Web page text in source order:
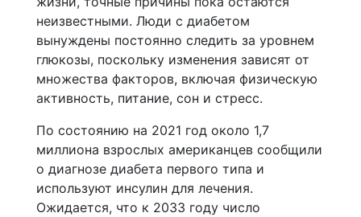
неизвестными. Люди с диабетом
вынуждены постоянно следить за уровнем
глюкозы, поскольку изменения зависят от
множества факторов, включая физическую
активность, питание, сон и стресс.
По состоянию на 2021 год около 1,7
миллиона взрослых американцев сообщили
о диагнозе диабета первого типа и
используют инсулин для лечения.
Ожидается, что к 2033 году число